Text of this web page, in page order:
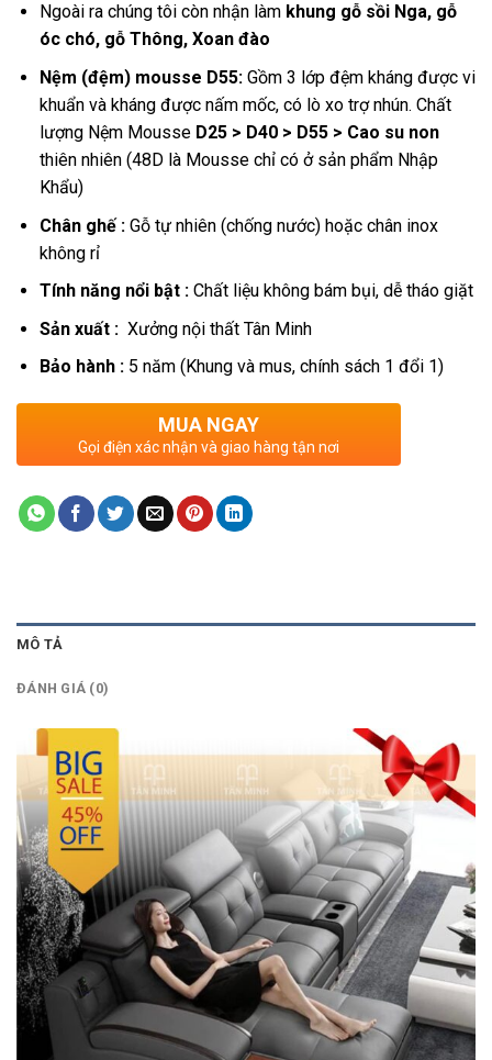
Ngoài ra chúng tôi còn nhận làm khung gỗ sồi Nga, gỗ
óc chó, gỗ Thông, Xoan đào
Nệm (đệm) mousse D55:Gồm 3 lớp đệm kháng được vi
khuẩn và kháng được nấm mốc, có lò xo trợ nhún. Chất
lượng Nệm Mousse D25 > D40 > D55 > Cao su non
thiên nhiên (48D là Mousse chỉ có ở sản phẩm Nhập
Khẩu)
Chân ghế :Gỗ tự nhiên (chống nước) hoặc chân inox
không rỉ
Tính năng nổi bật :Chất liệu không bám bụi, dễ tháo giặt
Sản xuất : Xưởng nội thất Tân Minh
Bảo hành :5 năm (Khung và mus, chính sách 1 đổi 1)
MUA NGAY
Gọi điện xác nhận và giao hàng tận nơi
MÔ TẢ
ĐÁNH GIÁ (0)